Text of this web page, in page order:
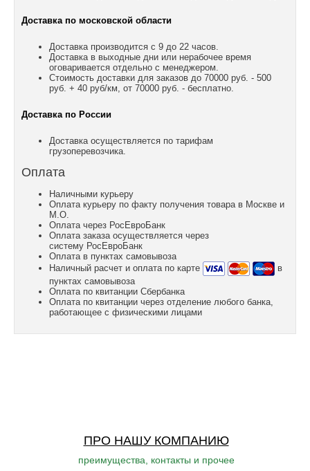
Доставка по московской области
Доставка производится с 9 до 22 часов.
Доставка в выходные дни или нерабочее время
оговаривается отдельно с менеджером.
Стоимость доставки для заказов до 70000 руб. - 500
руб. + 40 руб/км, от 70000 руб. - бесплатно.
Доставка по России
Доставка осуществляется по тарифам
грузоперевозчика.
Оплата
Наличными курьеру
Оплата курьеру по факту получения товара в Москве и
М.О.
Оплата через РосЕвроБанк
Оплата заказа осуществляется через
систему РосЕвроБанк
Оплата в пунктах самовывоза
Наличный расчет и оплата по карте
в
пунктах самовывоза
Оплата по квитанции Сбербанка
Оплата по квитанции через отделение любого банка,
работающее с физическими лицами
ПРО НАШУ КОМПАНИЮ
преимущества, контакты и прочее